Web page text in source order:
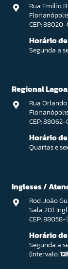
Rua Emilio
CEP:
Horário
Segunda a
Regional Lagoa
Rua
CEP:
Horário
Quartas e
Ingleses /
Rod. João
Sala 201.
CEP:
Horário
Segunda a
(Intervalo: